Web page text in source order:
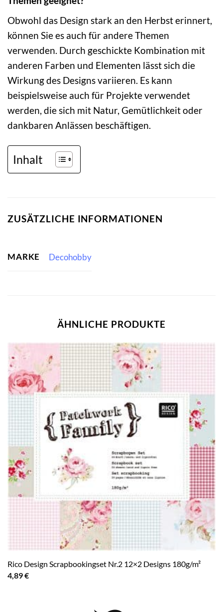
Obwohl das Design stark an den Herbst erinnert,
können Sie es auch für andere Themen
verwenden. Durch geschickte Kombination mit
anderen Farben und Elementen lässt sich die
Wirkung des Designs variieren. Es kann
beispielsweise auch für Projekte verwendet
werden, die sich mit Natur, Gemütlichkeit oder
dankbaren Anlässen beschäftigen.
Inhalt
ZUSÄTZLICHE INFORMATIONEN
MARKE Decohobby
ÄHNLICHE PRODUKTE
Rico Design Scrapbookingset Nr.2 12×2 Designs 180g/m²
4,89€